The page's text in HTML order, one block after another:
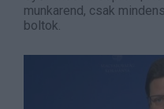
munkarend, csak
boltok.